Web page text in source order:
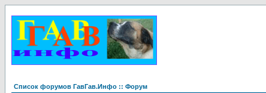
Список форумов ГавГав.Инфо :: Форум